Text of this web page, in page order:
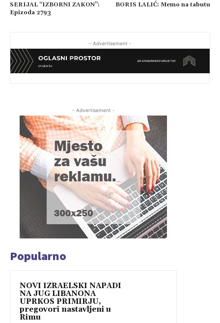
SERIJAL “IZBORNI ZAKON”:
Epizoda 2793
BORIS LALIĆ: Memo na tabutu
- Advertisement -
- Advertisement -
Popularno
NOVI IZRAELSKI NAPADI
NA JUG LIBANONA
UPRKOS PRIMIRJU,
pregovori nastavljeni u
Rimu